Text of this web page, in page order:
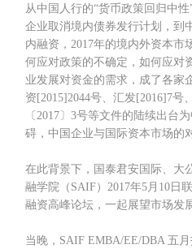
从中国人行的“货币政策回归中
企业取消境内债券发行计划，到
内融资，2017年的境内外资本市
何应对政策的不确定，如何应对
业发展对资金的需求，成了各家
资[2015]2044号、汇发[2016]7号
〔2017〕3号等文件的陆续出台
碍，中国企业与国际资本市场的
在此背景下，国泰君安国际、大
融学院（SAIF）2017年5月10日
融资高峰论坛，一起展望市场发
当晚，SAIF EMBA/EE/DBA 五